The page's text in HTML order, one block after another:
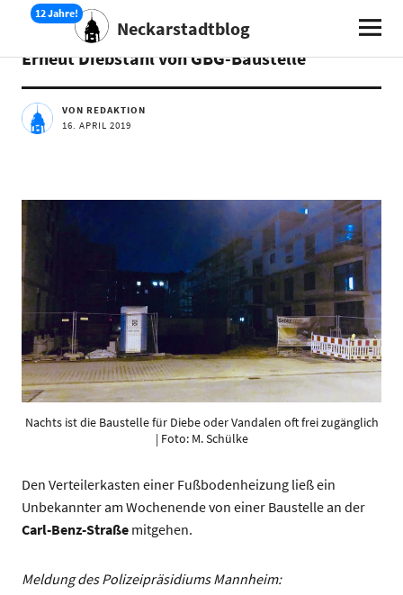
Neckarstadtblog
AKTUELLES
Erneut Diebstahl von GBG-Baustelle
VON REDAKTION
16. APRIL 2019
Nachts ist die Baustelle für Diebe oder Vandalen oft frei zugänglich
| Foto: M. Schülke
Den Verteilerkasten einer Fußbodenheizung ließ ein
Unbekannter am Wochenende von einer Baustelle an der
Carl-Benz-Straßemitgehen.
Meldung des Polizeipräsidiums Mannheim: